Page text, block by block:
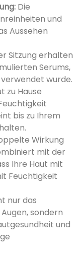
Die
und
Aussehen
Sitzung erhalten
Serums,
wurde.
zu Hause
bis zu Ihrem
Wirkung
mit der
Ihre Haut mit
Feuchtigkeit
nur das
sondern
und